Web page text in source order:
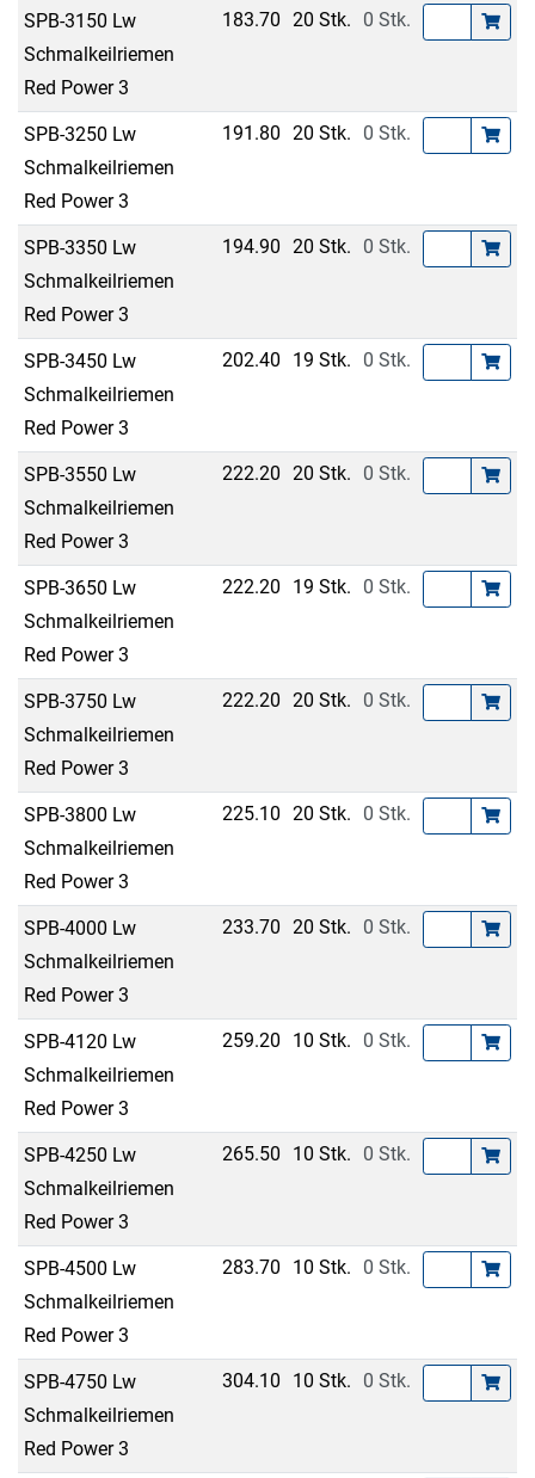
SPB-3150 Lw
Schmalkeilriemen
Red Power 3
183.70 20 Stk. 0 Stk.
SPB-3250 Lw
Schmalkeilriemen
Red Power 3
191.80 20 Stk. 0 Stk.
SPB-3350 Lw
Schmalkeilriemen
Red Power 3
194.90 20 Stk. 0 Stk.
SPB-3450 Lw
Schmalkeilriemen
Red Power 3
202.40 19 Stk. 0 Stk.
SPB-3550 Lw
Schmalkeilriemen
Red Power 3
222.20 20 Stk. 0 Stk.
SPB-3650 Lw
Schmalkeilriemen
Red Power 3
222.20 19 Stk. 0 Stk.
SPB-3750 Lw
Schmalkeilriemen
Red Power 3
222.20 20 Stk. 0 Stk.
SPB-3800 Lw
Schmalkeilriemen
Red Power 3
225.10 20 Stk. 0 Stk.
SPB-4000 Lw
Schmalkeilriemen
Red Power 3
233.70 20 Stk. 0 Stk.
SPB-4120 Lw
Schmalkeilriemen
Red Power 3
259.20 10 Stk. 0 Stk.
SPB-4250 Lw
Schmalkeilriemen
Red Power 3
265.50 10 Stk. 0 Stk.
SPB-4500 Lw
Schmalkeilriemen
Red Power 3
283.70 10 Stk. 0 Stk.
SPB-4750 Lw
Schmalkeilriemen
Red Power 3
304.10 10 Stk. 0 Stk.